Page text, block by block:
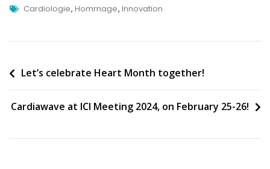
Tags
Cardiologie, Hommage, Innovation
Post
navigation
Let’s celebrate Heart Month together!
Cardiawave at ICI Meeting 2024, on February 25-26!